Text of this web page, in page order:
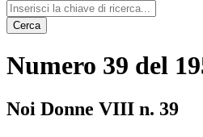
Cerca
Numero 39 del
Noi Donne VIII n. 39